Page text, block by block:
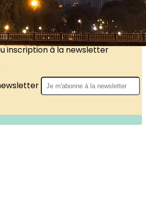
inscription à la newsletter